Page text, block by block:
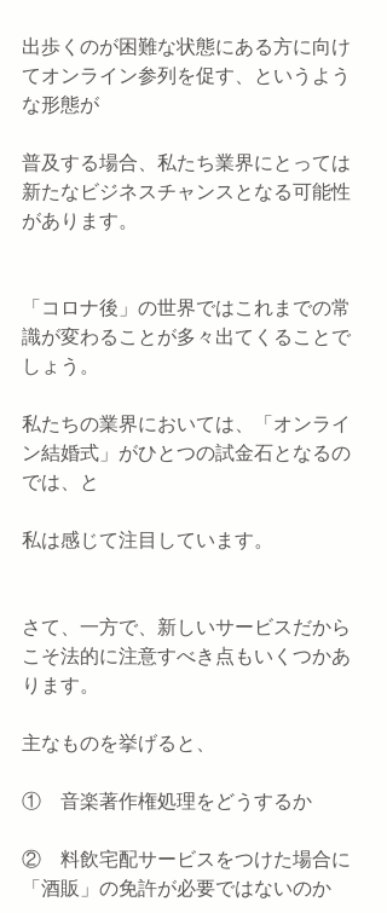
出歩くのが困難な状態にある方に向け
てオンライン参列を促す、というよう
な形態が
普及する場合、私たち業界にとっては
新たなビジネスチャンスとなる可能性
があります。
「コロナ後」の世界ではこれまでの常
識が変わることが多々出てくることで
しょう。
私たちの業界においては、「オンライ
ン結婚式」がひとつの試金石となるの
では、と
私は感じて注目しています。
さて、一方で、新しいサービスだから
こそ法的に注意すべき点もいくつかあ
ります。
主なものを挙げると、
①　音楽著作権処理をどうするか
②　料飲宅配サービスをつけた場合に
「酒販」の免許が必要ではないのか